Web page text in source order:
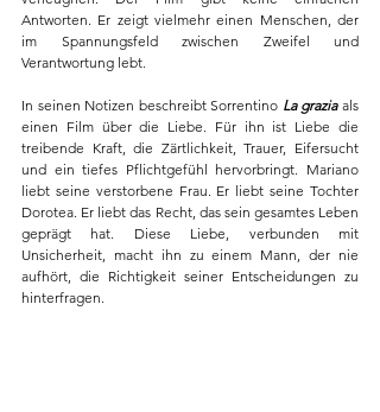
Antworten. Er zeigt vielmehr einen Menschen, der
im Spannungsfeld zwischen Zweifel und
Verantwortung lebt.
In seinen Notizen beschreibt Sorrentino La grazia als
einen Film über die Liebe. Für ihn ist Liebe die
treibende Kraft, die Zärtlichkeit, Trauer, Eifersucht
und ein tiefes Pflichtgefühl hervorbringt. Mariano
liebt seine verstorbene Frau. Er liebt seine Tochter
Dorotea. Er liebt das Recht, das sein gesamtes Leben
geprägt hat. Diese Liebe, verbunden mit
Unsicherheit, macht ihn zu einem Mann, der nie
aufhört, die Richtigkeit seiner Entscheidungen zu
hinterfragen.